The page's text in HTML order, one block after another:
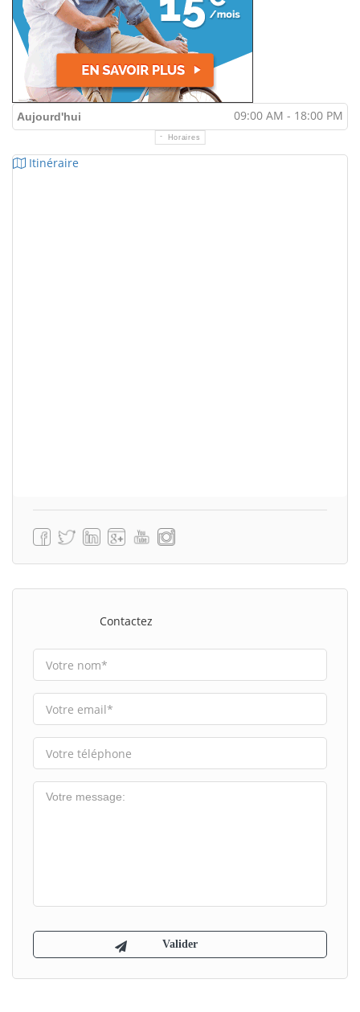
Aujourd'hui 09:00 AM - 18:00 PM
Horaires
Itinéraire
Contactez